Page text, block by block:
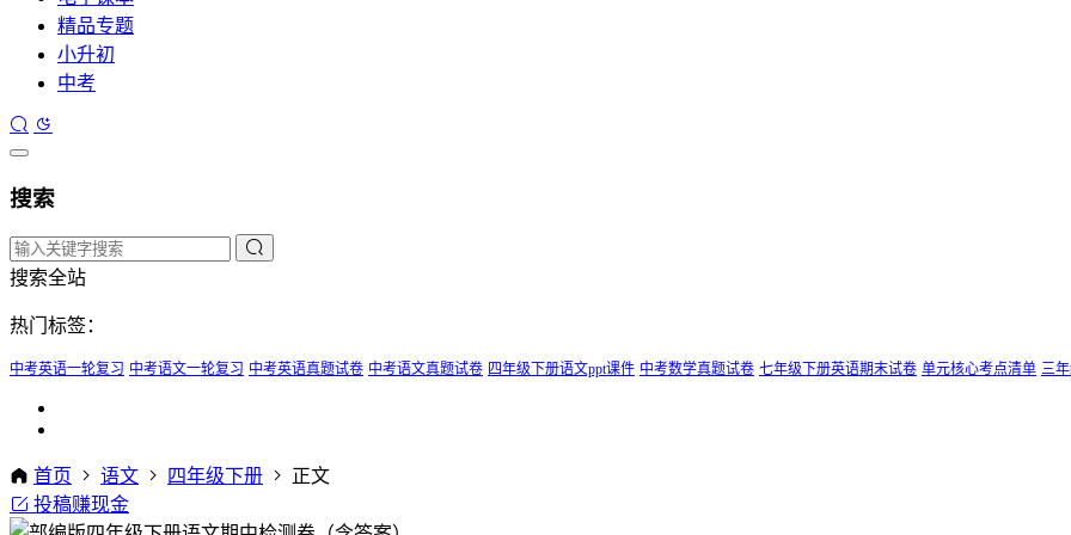
精品专题
小升初
中考
搜索
搜索全站
热门标签：
中考英语一轮复习 中考语文一轮复习 中考英语真题试卷 中考语文真题试卷 四年级下册语文ppt课件 中考数学真题试卷 七年级下册英语期末试卷 单元核心考点清单 三
首页 语文 四年级下册
正文
投稿赚现金